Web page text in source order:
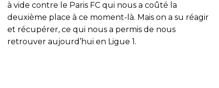
à vide contre le Paris FC qui nous a coûté la
deuxième place à ce moment-là. Mais on a su réagir
et récupérer, ce qui nous a permis de nous
retrouver aujourd’hui en Ligue 1.